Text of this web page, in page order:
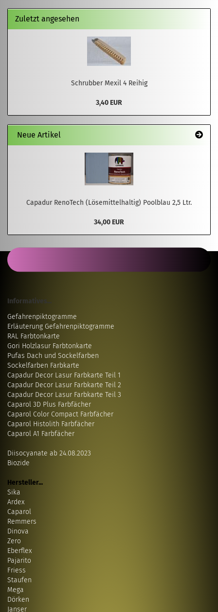
Zuletzt angesehen
Schrubber Mexil 4 Reihig
3,40 EUR
Neue Artikel
Capadur RenoTech (Lösemittelhaltig) Poolblau 2,5 Ltr.
34,00 EUR
Informatives...
Gefahrenpiktogramme
Erläuterung Gefahrenpiktogramme
RAL Farbtonkarte
Gori Holzlasur Farbtonkarte
Pufas Dach und Sockelfarben
Sockelfarben Farbkarte
Capadur Decor Lasur Farbkarte Teil 1
Capadur Decor Lasur Farbkarte Teil 2
Capadur Decor Lasur Farbkarte Teil 3
Caparol 3D Plus Farbfächer
Caparol Color Compact Farbfächer
Caparol Histolith Farbfächer
Caparol A1 Farbfächer
Diisocyanate ab 24.08.2023
Biozide
Hersteller...
Sika
Ardex
Caparol
Remmers
Dinova
Zero
Eberflex
Pajarito
Friess
Staufen
Mega
Dörken
Janser